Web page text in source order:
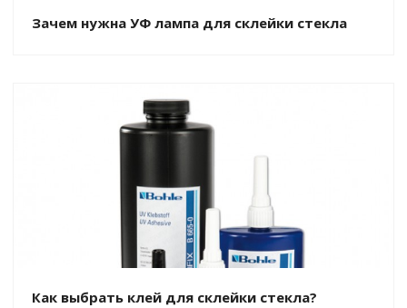
Зачем нужна УФ лампа для склейки стекла
Как выбрать клей для склейки стекла?